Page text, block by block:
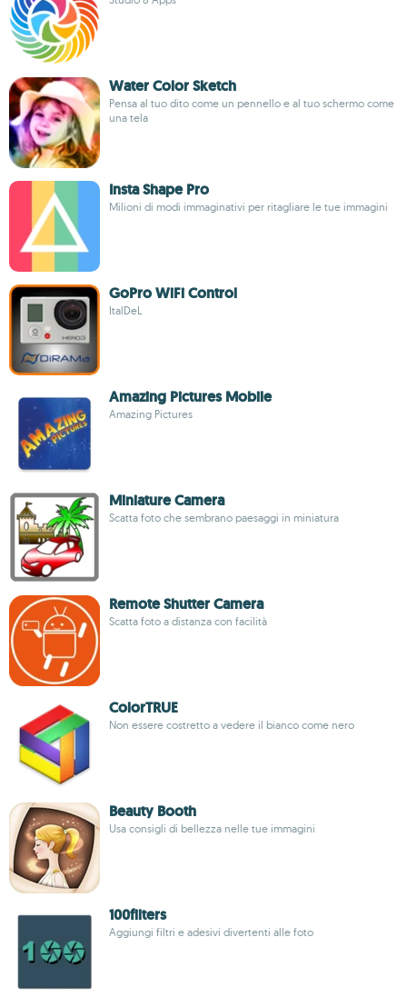
Water Color Sketch
Pensa al tuo dito come un pennello e al tuo schermo come
una tela
Insta Shape Pro
Milioni di modi immaginativi per ritagliare le tue immagini
GoPro WiFi Control
ItalDeL
Amazing Pictures Mobile
Amazing Pictures
Miniature Camera
Scatta foto che sembrano paesaggi in miniatura
Remote Shutter Camera
Scatta foto a distanza con facilità
ColorTRUE
Non essere costretto a vedere il bianco come nero
Beauty Booth
Usa consigli di bellezza nelle tue immagini
100filters
Aggiungi filtri e adesivi divertenti alle foto